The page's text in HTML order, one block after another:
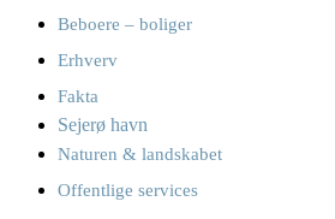
Beboere – boliger
Erhverv
Fakta
Sejerø havn
Naturen & landskabet
Offentlige services